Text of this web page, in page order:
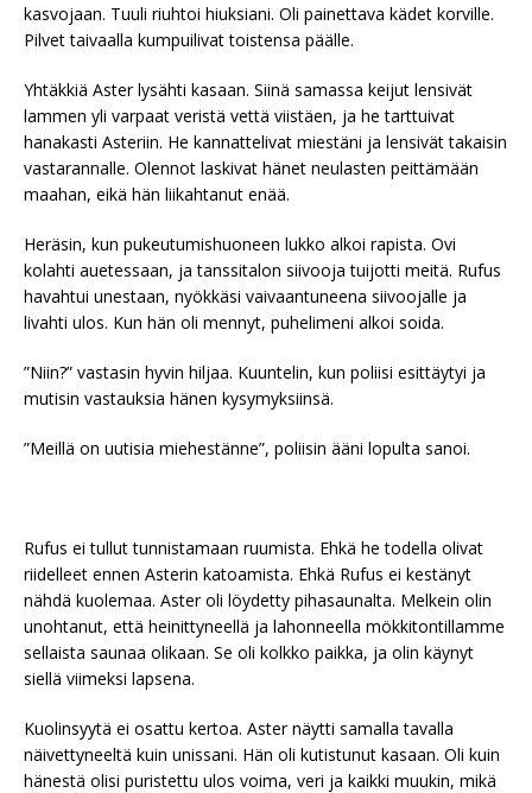
kasvojaan. Tuuli riuhtoi hiuksiani. Oli painettava kädet korville.
Pilvet taivaalla kumpuilivat toistensa päälle.
Yhtäkkiä Aster lysähti kasaan. Siinä samassa keijut lensivät
lammen yli varpaat veristä vettä viistäen, ja he tarttuivat
hanakasti Asteriin. He kannattelivat miestäni ja lensivät takaisin
vastarannalle. Olennot laskivat hänet neulasten peittämään
maahan, eikä hän liikahtanut enää.
Heräsin, kun pukeutumishuoneen lukko alkoi rapista. Ovi
kolahti auetessaan, ja tanssitalon siivooja tuijotti meitä. Rufus
havahtui unestaan, nyökkäsi vaivaantuneena siivoojalle ja
livahti ulos. Kun hän oli mennyt, puhelimeni alkoi soida.
”Niin?” vastasin hyvin hiljaa. Kuuntelin, kun poliisi esittäytyi ja
mutisin vastauksia hänen kysymyksiinsä.
”Meillä on uutisia miehestänne”, poliisin ääni lopulta sanoi.
Rufus ei tullut tunnistamaan ruumista. Ehkä he todella olivat
riidelleet ennen Asterin katoamista. Ehkä Rufus ei kestänyt
nähdä kuolemaa. Aster oli löydetty pihasaunalta. Melkein olin
unohtanut, että heinittyneellä ja lahonneella mökkitontillamme
sellaista saunaa olikaan. Se oli kolkko paikka, ja olin käynyt
siellä viimeksi lapsena.
Kuolinsyytä ei osattu kertoa. Aster näytti samalla tavalla
näivettyneeltä kuin unissani. Hän oli kutistunut kasaan. Oli kuin
hänestä olisi puristettu ulos voima, veri ja kaikki muukin, mikä